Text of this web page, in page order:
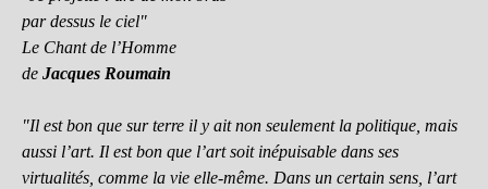
par dessus le ciel"
Le Chant de l’Homme
de Jacques Roumain
"Il est bon que sur terre il y ait non seulement la politique, mais
aussi l’art. Il est bon que l’art soit inépuisable dans ses
virtualités, comme la vie elle-même. Dans un certain sens, l’art